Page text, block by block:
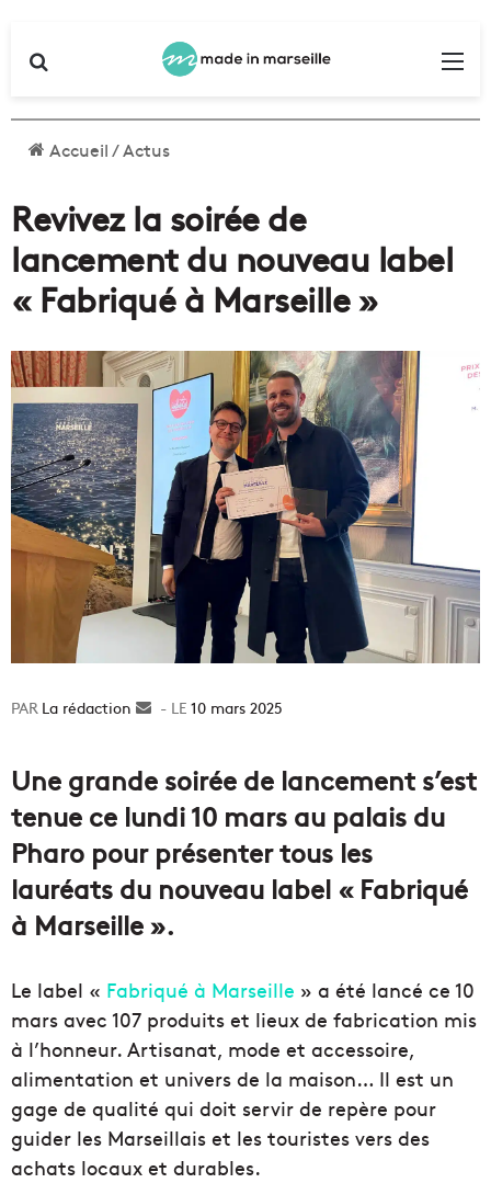
Accueil/Actus
Revivez la soirée de
lancement du nouveau label
« Fabriqué à Marseille »
La rédaction
Envoyer10 mars 2025
Une grande soirée de lancement s’est
tenue ce lundi 10 mars au palais du
Pharo pour présenter tous les
lauréats du nouveau label « Fabriqué
à Marseille ».
Le label « Fabriqué à Marseille » a été lancé ce 10
mars avec 107 produits et lieux de fabrication mis
à l’honneur. Artisanat, mode et accessoire,
alimentation et univers de la maison… Il est un
gage de qualité qui doit servir de repère pour
guider les Marseillais et les touristes vers des
achats locaux et durables.